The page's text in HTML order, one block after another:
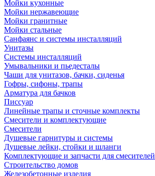
Мойки кухонные
Мойки нержавеющие
Мойки гранитные
Мойки стальные
Санфаянс и системы инсталляций
Унитазы
Системы инсталляций
Умывальники и пьедесталы
Чаши для унитазов, бачки, сиденья
Гофры, сифоны, трапы
Арматура для бачков
Писсуар
Линейные трапы и сточные комплекты
Смесители и комплектующие
Смесители
Душевые гарнитуры и системы
Душевые лейки, стойки и шланги
Комплектующие и запчасти для смесителей
Строительство домов
Железобетонные изделия